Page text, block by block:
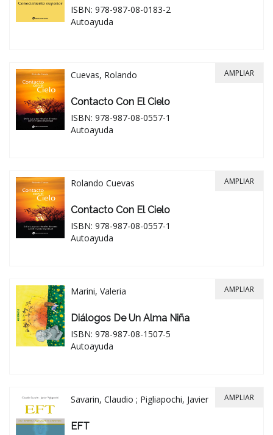
ISBN: 978-987-08-0183-2
Autoayuda
Cuevas, Rolando
Contacto Con El Cielo
ISBN: 978-987-08-0557-1
Autoayuda
AMPLIAR
Rolando Cuevas
Contacto Con El Cielo
ISBN: 978-987-08-0557-1
Autoayuda
AMPLIAR
Marini, Valeria
Diálogos De Un Alma Niña
ISBN: 978-987-08-1507-5
Autoayuda
AMPLIAR
Savarin, Claudio ; Pigliapochi, Javier
EFT
AMPLIAR